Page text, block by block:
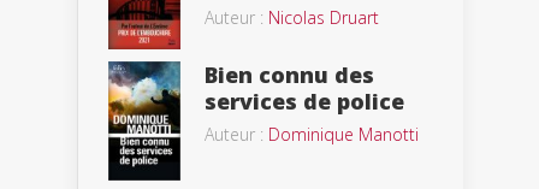
Auteur : Nicolas Druart
Bien connu des
services de police
Auteur : Dominique Manotti